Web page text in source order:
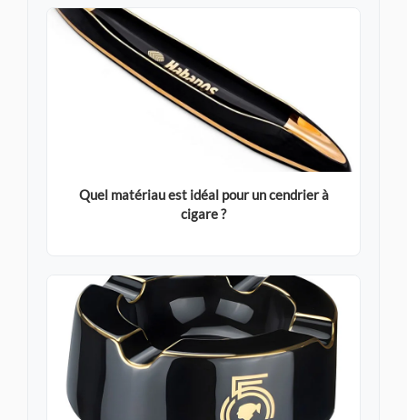
Quel matériau est idéal pour un cendrier à
cigare ?